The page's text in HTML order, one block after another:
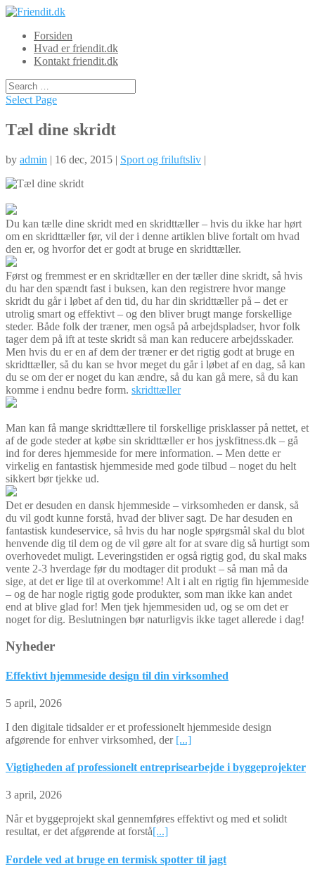
Forsiden
Hvad er friendit.dk
Kontakt friendit.dk
Select Page
Tæl dine skridt
by admin | 16 dec, 2015 | Sport og friluftsliv |
Du kan tælle dine skridt med en skridttæller – hvis du ikke har hørt
om en skridttæller før, vil der i denne artiklen blive fortalt om hvad
den er, og hvorfor det er godt at bruge en skridttæller.
Først og fremmest er en skridtæller en der tæller dine skridt, så hvis
du har den spændt fast i buksen, kan den registrere hvor mange
skridt du går i løbet af den tid, du har din skridttæller på – det er
utrolig smart og effektivt – og den bliver brugt mange forskellige
steder. Både folk der træner, men også på arbejdspladser, hvor folk
tager dem på ift at teste skridt så man kan reducere arbejdsskader.
Men hvis du er en af dem der træner er det rigtig godt at bruge en
skridttæller, så du kan se hvor meget du går i løbet af en dag, så kan
du se om der er noget du kan ændre, så du kan gå mere, så du kan
komme i endnu bedre form. skridttæller
Man kan få mange skridttællere til forskellige prisklasser på nettet, et
af de gode steder at købe sin skridttæller er hos jyskfitness.dk – gå
ind for deres hjemmeside for mere information. – Men dette er
virkelig en fantastisk hjemmeside med gode tilbud – noget du helt
sikkert bør tjekke ud.
Det er desuden en dansk hjemmeside – virksomheden er dansk, så
du vil godt kunne forstå, hvad der bliver sagt. De har desuden en
fantastisk kundeservice, så hvis du har nogle spørgsmål skal du blot
henvende dig til dem og de vil gøre alt for at svare dig så hurtigt som
overhovedet muligt. Leveringstiden er også rigtig god, du skal maks
vente 2-3 hverdage før du modtager dit produkt – så man må da
sige, at det er lige til at overkomme! Alt i alt en rigtig fin hjemmeside
– og de har nogle rigtig gode produkter, som man ikke kan andet
end at blive glad for! Men tjek hjemmesiden ud, og se om det er
noget for dig. Beslutningen bør naturligvis ikke taget allerede i dag!
Nyheder
Effektivt hjemmeside design til din virksomhed
5 april, 2026
I den digitale tidsalder er et professionelt hjemmeside design
afgørende for enhver virksomhed, der [...]
Vigtigheden af professionelt entreprisearbejde i byggeprojekter
3 april, 2026
Når et byggeprojekt skal gennemføres effektivt og med et solidt
resultat, er det afgørende at forstå[...]
Fordele ved at bruge en termisk spotter til jagt